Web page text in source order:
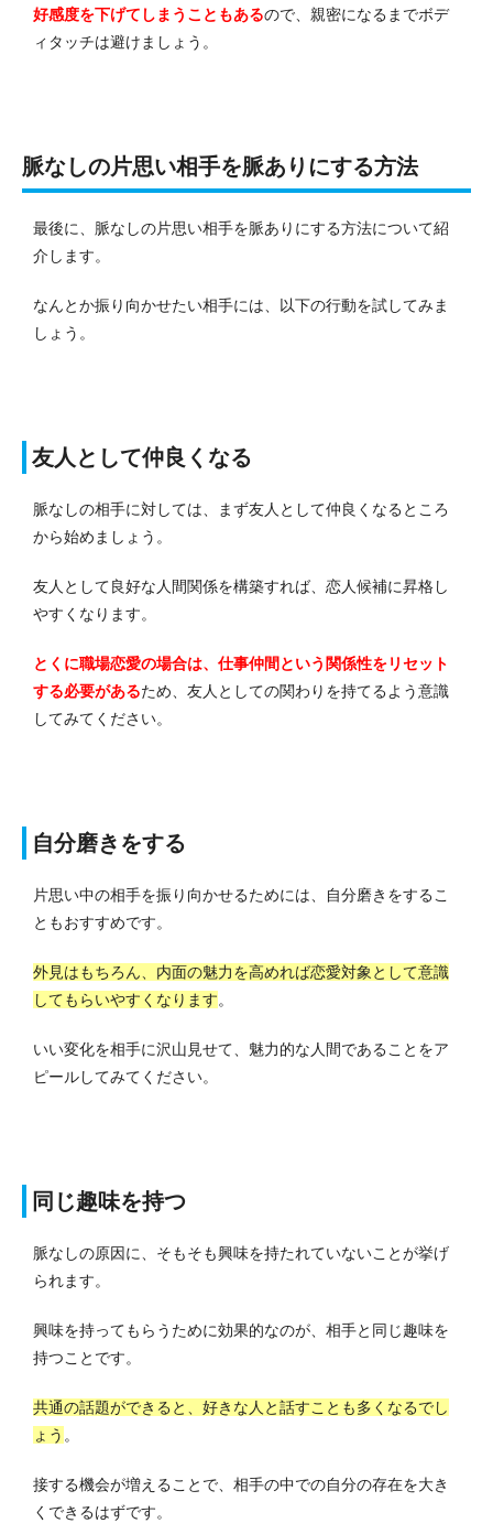
好感度を下げてしまうこともあるので、親密になるまでボデ
ィタッチは避けましょう。
脈なしの片思い相手を脈ありにする方法
最後に、脈なしの片思い相手を脈ありにする方法について紹
介します。
なんとか振り向かせたい相手には、以下の行動を試してみま
しょう。
友人として仲良くなる
脈なしの相手に対しては、まず友人として仲良くなるところ
から始めましょう。
友人として良好な人間関係を構築すれば、恋人候補に昇格し
やすくなります。
とくに職場恋愛の場合は、仕事仲間という関係性をリセット
する必要があるため、友人としての関わりを持てるよう意識
してみてください。
自分磨きをする
片思い中の相手を振り向かせるためには、自分磨きをするこ
ともおすすめです。
外見はもちろん、内面の魅力を高めれば恋愛対象として意識
してもらいやすくなります。
いい変化を相手に沢山見せて、魅力的な人間であることをア
ピールしてみてください。
同じ趣味を持つ
脈なしの原因に、そもそも興味を持たれていないことが挙げ
られます。
興味を持ってもらうために効果的なのが、相手と同じ趣味を
持つことです。
共通の話題ができると、好きな人と話すことも多くなるでし
ょう 。
接する機会が増えることで、相手の中での自分の存在を大き
くできるはずです。